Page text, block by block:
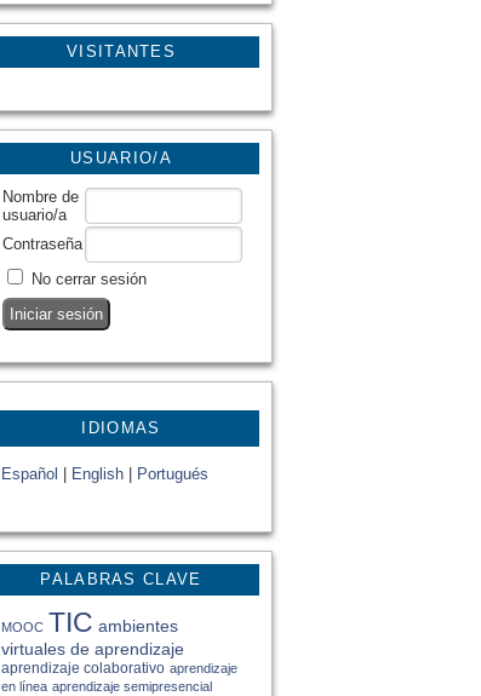
VISITANTES
USUARIO/A
Nombre de
usuario/a
Contraseña
No cerrar sesión
IDIOMAS
Español English Portugués
PALABRAS CLAVE
MOOC TIC ambientes
virtuales de aprendizaje
aprendizaje colaborativo aprendizaje
en línea aprendizaje semipresencial